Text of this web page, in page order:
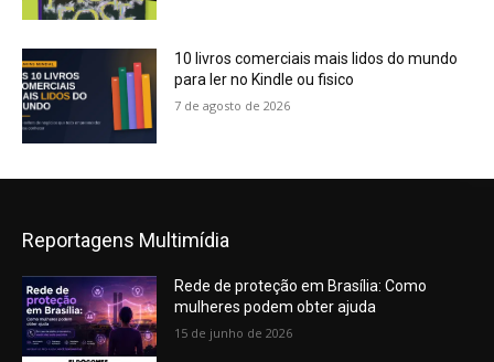
10 livros comerciais mais lidos do mundo
para ler no Kindle ou fisico
7 de agosto de 2026
Reportagens Multimídia
Rede de proteção em Brasília: Como
mulheres podem obter ajuda
15 de junho de 2026